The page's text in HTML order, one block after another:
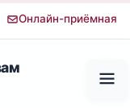
Онлайн-приёмная